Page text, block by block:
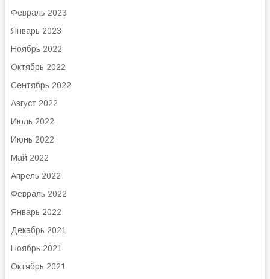
Февраль 2023
Январь 2023
Ноябрь 2022
Октябрь 2022
Сентябрь 2022
Август 2022
Июль 2022
Июнь 2022
Май 2022
Апрель 2022
Февраль 2022
Январь 2022
Декабрь 2021
Ноябрь 2021
Октябрь 2021